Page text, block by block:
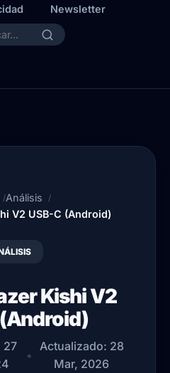
Newsletter
Análisis
V2 USB-C (Android)
Kishi V2
27
•
Actualizado: 28
Mar, 2026